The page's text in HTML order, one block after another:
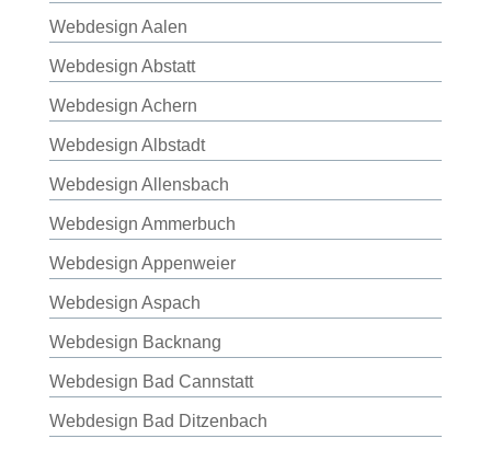
Webdesign Aalen
Webdesign Abstatt
Webdesign Achern
Webdesign Albstadt
Webdesign Allensbach
Webdesign Ammerbuch
Webdesign Appenweier
Webdesign Aspach
Webdesign Backnang
Webdesign Bad Cannstatt
Webdesign Bad Ditzenbach